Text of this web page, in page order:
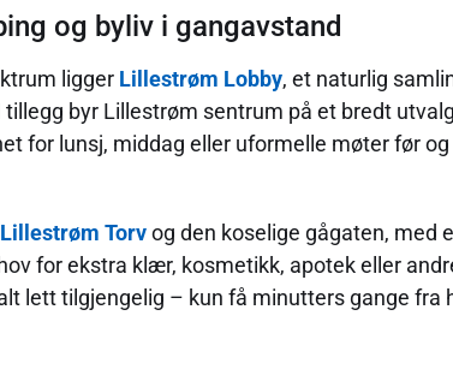
og byliv i gangavstand
ligger Lillestrøm Lobby, et naturlig
byr Lillestrøm sentrum på et bredt
for lunsj, middag eller uformelle møter før
Lillestrøm Torvog den koselige gågaten, med
for ekstra klær, kosmetikk, apotek eller
lett tilgjengelig – kun få minutters gange fra